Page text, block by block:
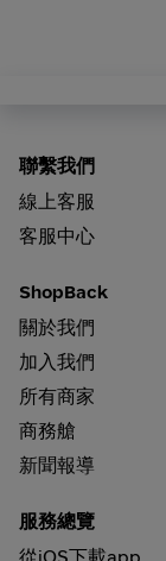
聯繫我們
線上客服
客服中心
ShopBack
關於我們
加入我們
所有商家
商務艙
新聞報導
服務總覽